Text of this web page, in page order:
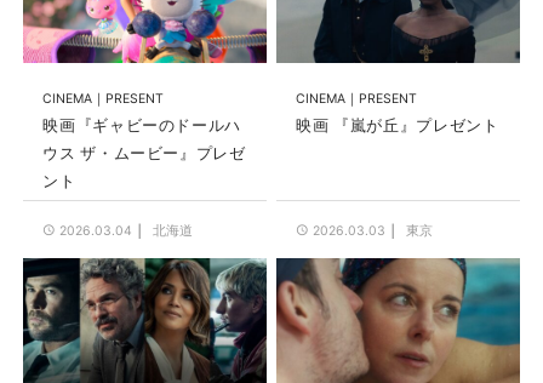
CINEMA PRESENT
映画『ギャビーのドールハ
ウス ザ・ムービー』プレゼ
ント
2026.03.04 北海道
CINEMA PRESENT
映画 『嵐が丘』プレゼント
2026.03.03 東京